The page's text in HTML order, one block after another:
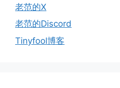
老范的X
老范的Discord
Tinyfool博客